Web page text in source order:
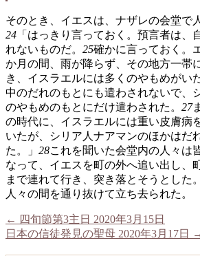
そのとき、イエスは、ナザレの会堂で
24 「はっきり言っておく。預言者は、
れないものだ。 25確かに言っておく。
か月の間、雨が降らず、その地方一帯
き、イスラエルには多くのやもめがい
中のだれのもとにも遣わされないで、
のやもめのもとにだけ遣わされた。 27
の時代に、イスラエルには重い皮膚病
いたが、シリア人ナアマンのほかはだ
た。」 28これを聞いた会堂内の人々は
なって、イエスを町の外へ追い出し、
まで連れて行き、突き落とそうとした。
人々の間を通り抜けて立ち去られた。
← 四旬節第3主日 2020年3月15日
日本の信徒発見の聖母 2020年3月17日